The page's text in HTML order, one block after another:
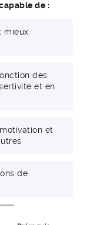
de :
mieux
des
et en
et
de